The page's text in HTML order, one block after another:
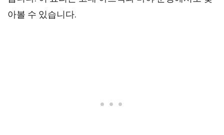
아볼 수 있습니다.